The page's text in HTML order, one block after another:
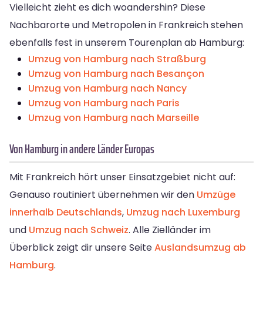
Vielleicht zieht es dich woandershin? Diese
Nachbarorte und Metropolen in Frankreich stehen
ebenfalls fest in unserem Tourenplan ab Hamburg:
Umzug von Hamburg nach Straßburg
Umzug von Hamburg nach Besançon
Umzug von Hamburg nach Nancy
Umzug von Hamburg nach Paris
Umzug von Hamburg nach Marseille
Von Hamburg in andere Länder Europas
Mit Frankreich hört unser Einsatzgebiet nicht auf:
Genauso routiniert übernehmen wir den Umzüge
innerhalb Deutschlands, Umzug nach Luxemburg
und Umzug nach Schweiz. Alle Zielländer im
Überblick zeigt dir unsere SeiteAuslandsumzug ab
Hamburg.